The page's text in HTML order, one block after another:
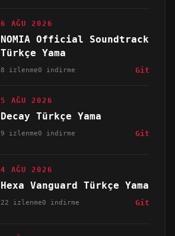
6 AĞU 2026
NOMIA Official Soundtrack
Türkçe Yama
8 izlenme0 indirme Git
5 AĞU 2026
Decay Türkçe Yama
9 izlenme0 indirme Git
4 AĞU 2026
Hexa Vanguard Türkçe Yama
22 izlenme0 indirme Git